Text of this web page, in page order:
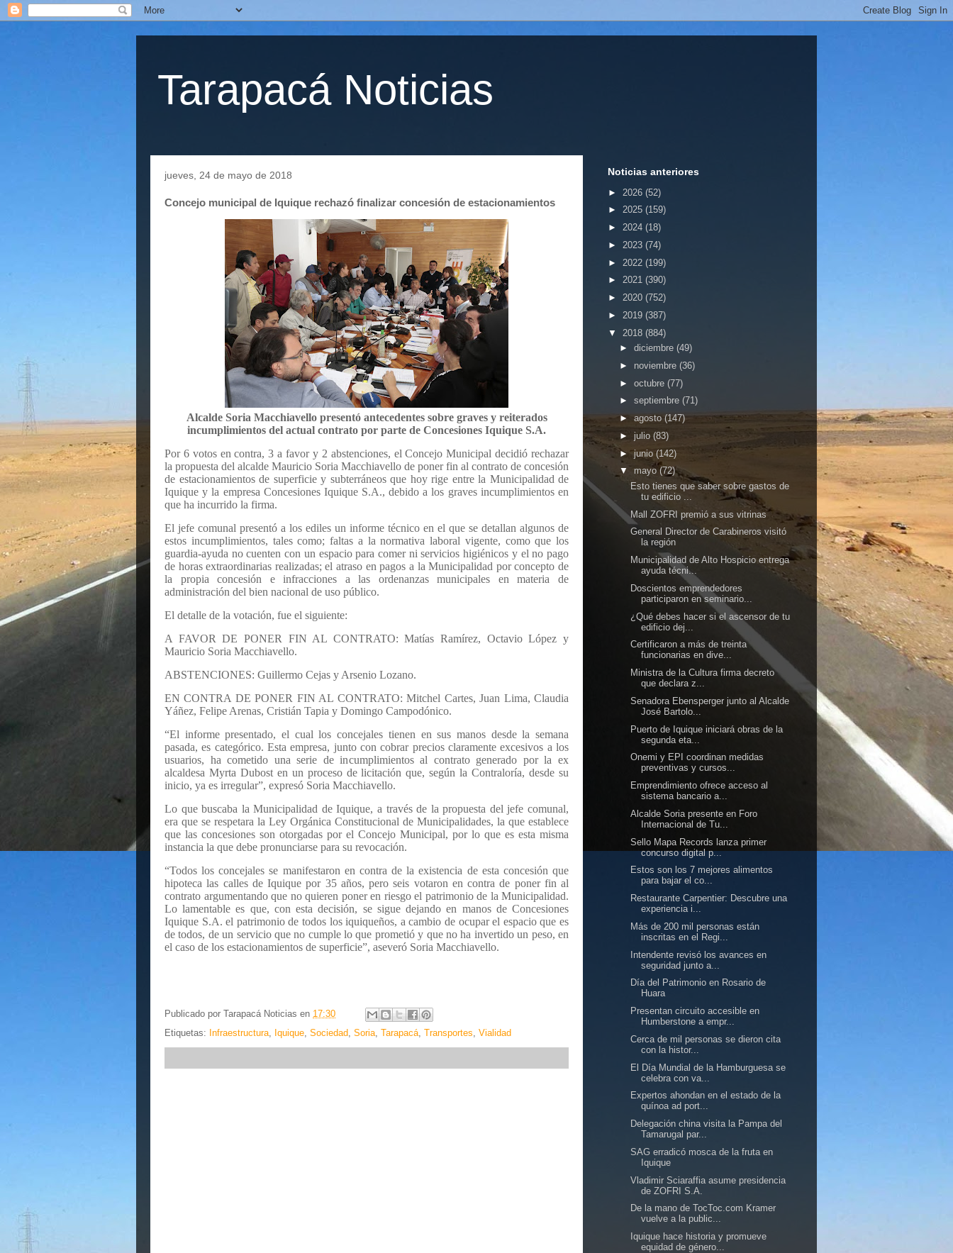
Tarapacá Noticias
jueves, 24 de mayo de 2018
Concejo municipal de Iquique rechazó finalizar concesión de estacionamientos
Alcalde Soria Macchiavello presentó antecedentes sobre graves y reiterados
incumplimientos del actual contrato por parte de Concesiones Iquique S.A.
Por 6 votos en contra, 3 a favor y 2 abstenciones, el Concejo Municipal decidió rechazar
la propuesta del alcalde Mauricio Soria Macchiavello de poner fin al contrato de concesión
de estacionamientos de superficie y subterráneos que hoy rige entre la Municipalidad de
Iquique y la empresa Concesiones Iquique S.A., debido a los graves incumplimientos en
que ha incurrido la firma.
El jefe comunal presentó a los ediles un informe técnico en el que se detallan algunos de
estos incumplimientos, tales como; faltas a la normativa laboral vigente, como que los
guardia-ayuda no cuenten con un espacio para comer ni servicios higiénicos y el no pago
de horas extraordinarias realizadas; el atraso en pagos a la Municipalidad por concepto de
la propia concesión e infracciones a las ordenanzas municipales en materia de
administración del bien nacional de uso público.
El detalle de la votación, fue el siguiente:
A FAVOR DE PONER FIN AL CONTRATO: Matías Ramírez, Octavio López y
Mauricio Soria Macchiavello.
ABSTENCIONES: Guillermo Cejas y Arsenio Lozano.
EN CONTRA DE PONER FIN AL CONTRATO: Mitchel Cartes, Juan Lima, Claudia
Yáñez, Felipe Arenas, Cristián Tapia y Domingo Campodónico.
“El informe presentado, el cual los concejales tienen en sus manos desde la semana
pasada, es categórico. Esta empresa, junto con cobrar precios claramente excesivos a los
usuarios, ha cometido una serie de incumplimientos al contrato generado por la ex
alcaldesa Myrta Dubost en un proceso de licitación que, según la Contraloría, desde su
inicio, ya es irregular”, expresó Soria Macchiavello.
Lo que buscaba la Municipalidad de Iquique, a través de la propuesta del jefe comunal,
era que se respetara la Ley Orgánica Constitucional de Municipalidades, la que establece
que las concesiones son otorgadas por el Concejo Municipal, por lo que es esta misma
instancia la que debe pronunciarse para su revocación.
“Todos los concejales se manifestaron en contra de la existencia de esta concesión que
hipoteca las calles de Iquique por 35 años, pero seis votaron en contra de poner fin al
contrato argumentando que no quieren poner en riesgo el patrimonio de la Municipalidad.
Lo lamentable es que, con esta decisión, se sigue dejando en manos de Concesiones
Iquique S.A. el patrimonio de todos los iquiqueños, a cambio de ocupar el espacio que es
de todos, de un servicio que no cumple lo que prometió y que no ha invertido un peso, en
el caso de los estacionamientos de superficie”, aseveró Soria Macchiavello.
Publicado por Tarapacá Noticias en 17:30
Etiquetas: Infraestructura, Iquique, Sociedad, Soria, Tarapacá, Transportes, Vialidad
Noticias anteriores
► 2026 (52)
► 2025 (159)
► 2024 (18)
► 2023 (74)
► 2022 (199)
► 2021 (390)
► 2020 (752)
► 2019 (387)
▼ 2018 (884)
► diciembre (49)
► noviembre (36)
► octubre (77)
► septiembre (71)
► agosto (147)
► julio (83)
►junio (142)
▼ mayo(72)
Esto tienes que saber sobre gastos de
tu edificio ...
Mall ZOFRI premió a sus vitrinas
General Director de Carabineros visitó
la región
Municipalidad de Alto Hospicio entrega
ayuda técni...
Doscientos emprendedores
participaron en seminario...
¿Qué debes hacer si el ascensor de tu
edificio dej...
Certificaron a más de treinta
funcionarias en dive...
Ministra de la Cultura firma decreto
que declara z...
Senadora Ebensperger junto al Alcalde
José Bartolo...
Puerto de Iquique iniciará obras de la
segunda eta...
Onemi y EPI coordinan medidas
preventivas y cursos...
Emprendimiento ofrece acceso al
sistema bancario a...
Alcalde Soria presente en Foro
Internacional de Tu...
Sello Mapa Records lanza primer
concurso digital p...
Estos son los 7 mejores alimentos
para bajar el co...
Restaurante Carpentier: Descubre una
experiencia i...
Más de 200 mil personas están
inscritas en el Regi...
Intendente revisó los avances en
seguridad junto a...
Día del Patrimonio en Rosario de
Huara
Presentan circuito accesible en
Humberstone a empr...
Cerca de mil personas se dieron cita
con la histor...
El Día Mundial de la Hamburguesa se
celebra con va...
Expertos ahondan en el estado de la
quínoa ad port...
Delegación china visita la Pampa del
Tamarugal par...
SAG erradicó mosca de la fruta en
Iquique
Vladimir Sciaraffia asume presidencia
de ZOFRI S.A.
De la mano de TocToc.com Kramer
vuelve a la public...
Iquique hace historia y promueve
equidad de género...